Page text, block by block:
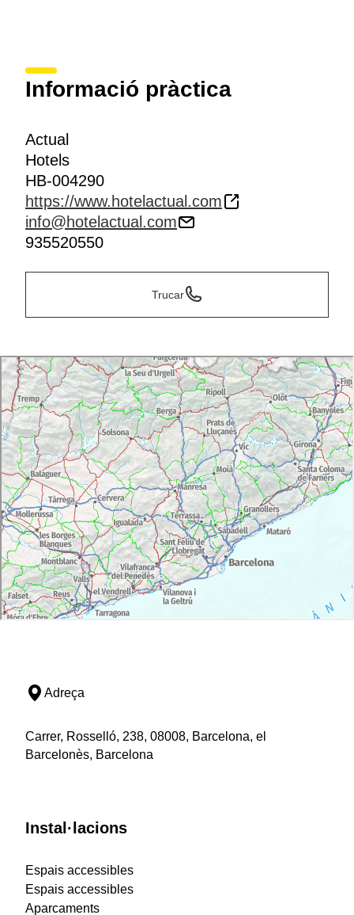
Informació pràctica
Actual
Hotels
HB-004290
https://www.hotelactual.com
info@hotelactual.com
935520550
Trucar
Adreça
Carrer, Rosselló, 238, 08008, Barcelona, el
Barcelonès, Barcelona
Instal·lacions
Espais accessibles
Espais accessibles
Aparcaments